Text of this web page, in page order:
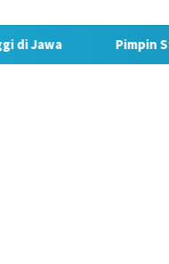
Pimpin Strategi